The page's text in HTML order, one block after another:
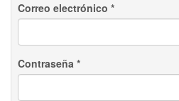
Correo electrónico *
Contraseña *